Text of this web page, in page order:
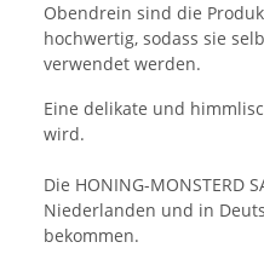
Obendrein sind die
hochwertig, sodass sie
verwendet werden.
Eine delikate und
wird.
Die HONING-MONSTERD
Niederlanden und in
bekommen.